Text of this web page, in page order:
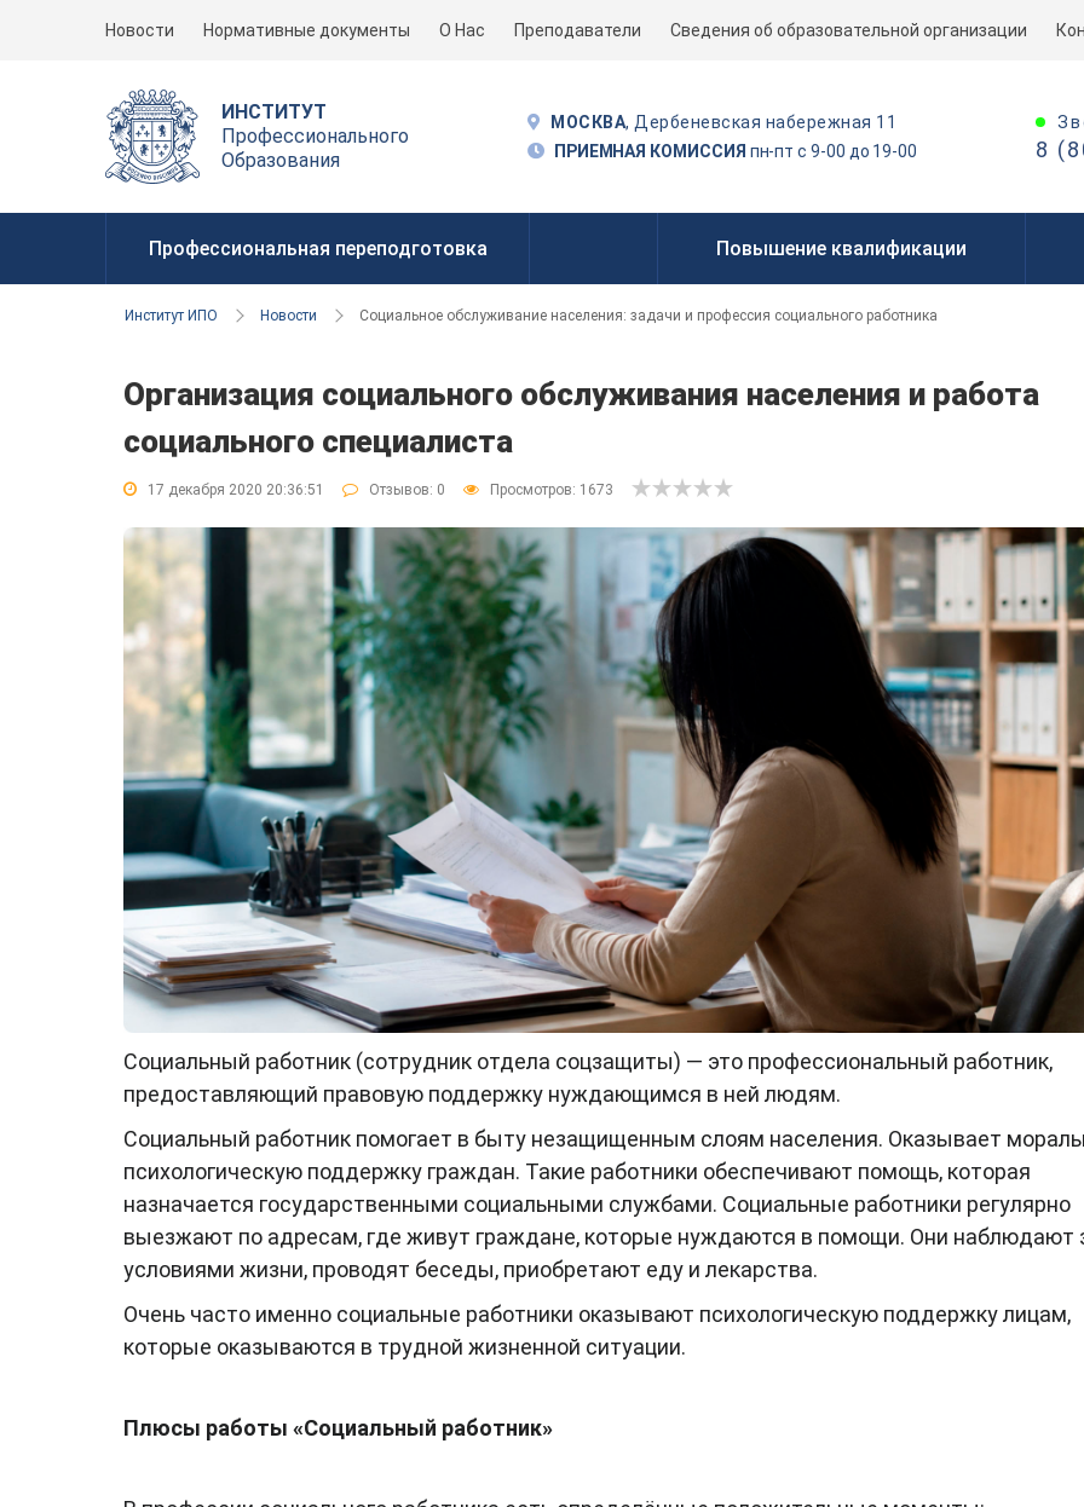
Новости Нормативные документы О Нас Преподаватели Сведения об образовательной организации
ИНСТИТУТ
Профессионального
Образования
МОСКВА, Дербеневская набережная 11
ПРИЕМНАЯ КОМИССИЯ пн-пт с 9-00 до 19-00 8
Профессиональная переподготовка Повышение квалификации
Институт ИПО Новости Социальное обслуживание населения: задачи и профессия социального работника
Организация социального обслуживания населения и работа
социального специалиста
17 декабря 2020 20:36:51 Отзывов: 0 Просмотров: 1673
Социальный работник (сотрудник отдела соцзащиты) — это профессиональный работник,
предоставляющий правовую поддержку нуждающимся в ней людям.
Социальный работник помогает в быту незащищенным слоям населения. Оказывает
психологическую поддержку граждан. Такие работники обеспечивают помощь, которая
назначается государственными социальными службами. Социальные работники регулярно
выезжают по адресам, где живут граждане, которые нуждаются в помощи. Они наблюдают
условиями жизни, проводят беседы, приобретают еду и лекарства.
Очень часто именно социальные работники оказывают психологическую поддержку лицам,
которые оказываются в трудной жизненной ситуации.
Плюсы работы «Социальный работник»